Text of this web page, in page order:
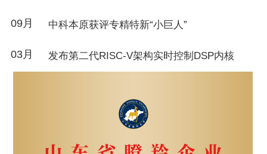
09月 中科本原获评专精特新“小巨人”
03月 发布第二代RISC-V架构实时控制DSP内核